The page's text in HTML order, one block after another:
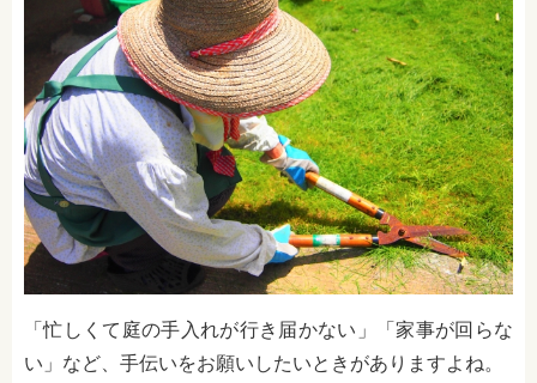
生活
「忙しくて庭の手入れが行き届かない」「家事が回らな
い」など、手伝いをお願いしたいときがありますよね。